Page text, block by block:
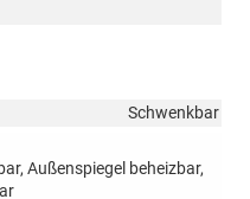
Schwenkbar
Außenspiegel beheizbar,